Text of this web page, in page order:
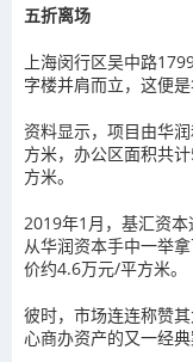
五折离场
上海闵行区吴中路
字楼并肩而立，这便
资料显示，项目由华
方米，办公区面积共
方米。
2019年1月，基汇资
从华润资本手中一举
价约4.6万元/平方米。
彼时，市场连连称赞
心商办资产的又一经典